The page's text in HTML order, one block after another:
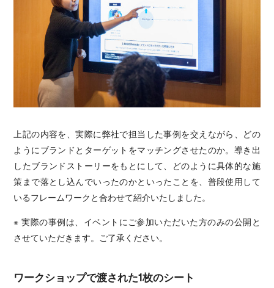
上記の内容を、実際に弊社で担当した事例を交えながら、どの
ようにブランドとターゲットをマッチングさせたのか。導き出
したブランドストーリーをもとにして、どのように具体的な施
策まで落とし込んでいったのかといったことを、普段使用して
いるフレームワークと合わせて紹介いたしました。
※ 実際の事例は、イベントにご参加いただいた方のみの公開と
させていただきます。ご了承ください。
ワークショップで渡された1枚のシート